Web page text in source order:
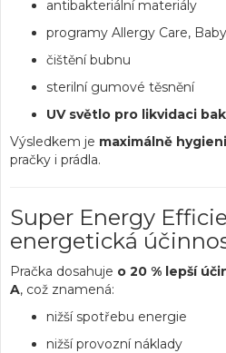
antibakteriální materiály
programy Allergy Care,
čištění bubnu
sterilní gumové těsnění
UV světlo pro likvidaci
Výsledkem je maximálně
pračky i prádla.
Super Energy
energetická
Pračka dosahuje o 20 % lepší
A, což znamená:
nižší spotřebu energie
nižší provozní náklady